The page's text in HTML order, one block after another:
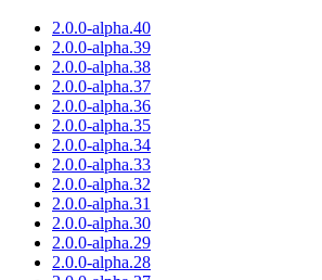
2.0.0-alpha.40
2.0.0-alpha.39
2.0.0-alpha.38
2.0.0-alpha.37
2.0.0-alpha.36
2.0.0-alpha.35
2.0.0-alpha.34
2.0.0-alpha.33
2.0.0-alpha.32
2.0.0-alpha.31
2.0.0-alpha.30
2.0.0-alpha.29
2.0.0-alpha.28